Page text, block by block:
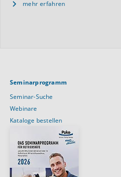
mehr erfahren
Seminarprogramm
Seminar-Suche
Webinare
Kataloge bestellen